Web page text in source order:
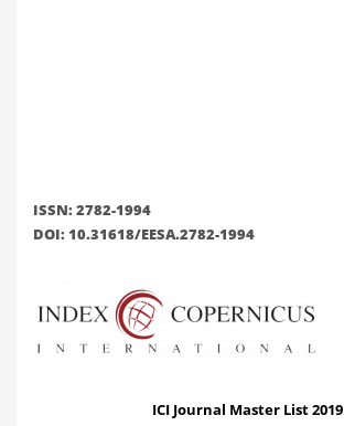
ISSN: 2782-1994
DOI: 10.31618/EESA.2782-1994
ICI Journal Master List 2019